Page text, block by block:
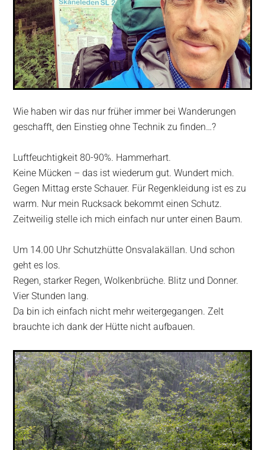
Wie haben wir das nur früher immer bei Wanderungen
geschafft, den Einstieg ohne Technik zu finden…?
Luftfeuchtigkeit 80-90%. Hammerhart.
Keine Mücken – das ist wiederum gut. Wundert mich.
Gegen Mittag erste Schauer. Für Regenkleidung ist es zu
warm. Nur mein Rucksack bekommt einen Schutz.
Zeitweilig stelle ich mich einfach nur unter einen Baum.
Um 14.00 Uhr Schutzhütte Onsvalakällan. Und schon
geht es los.
Regen, starker Regen, Wolkenbrüche. Blitz und Donner.
Vier Stunden lang.
Da bin ich einfach nicht mehr weitergegangen. Zelt
brauchte ich dank der Hütte nicht aufbauen.